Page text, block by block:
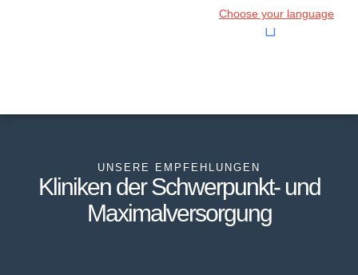
Choose your language
UNSERE EMPFEHLUNGEN
Kliniken der Schwerpunkt- und
Maximalversorgung